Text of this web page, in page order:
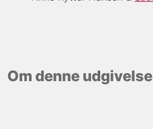
Om denne udgivelse